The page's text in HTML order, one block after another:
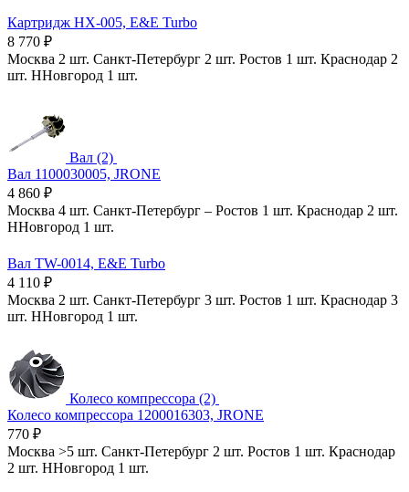
Картридж HX-005, E&E Turbo
8 770 ₽
Москва 2 шт. Санкт-Петербург 2 шт. Ростов 1 шт. Краснодар 2
шт. ННовгород 1 шт.
Вал (2)
Вал 1100030005, JRONE
4 860 ₽
Москва 4 шт. Санкт-Петербург – Ростов 1 шт. Краснодар 2 шт.
ННовгород 1 шт.
Вал TW-0014, E&E Turbo
4 110 ₽
Москва 2 шт. Санкт-Петербург 3 шт. Ростов 1 шт. Краснодар 3
шт. ННовгород 1 шт.
Колесо компрессора (2)
Колесо компрессора 1200016303, JRONE
770 ₽
Москва >5 шт. Санкт-Петербург 2 шт. Ростов 1 шт. Краснодар
2 шт. ННовгород 1 шт.